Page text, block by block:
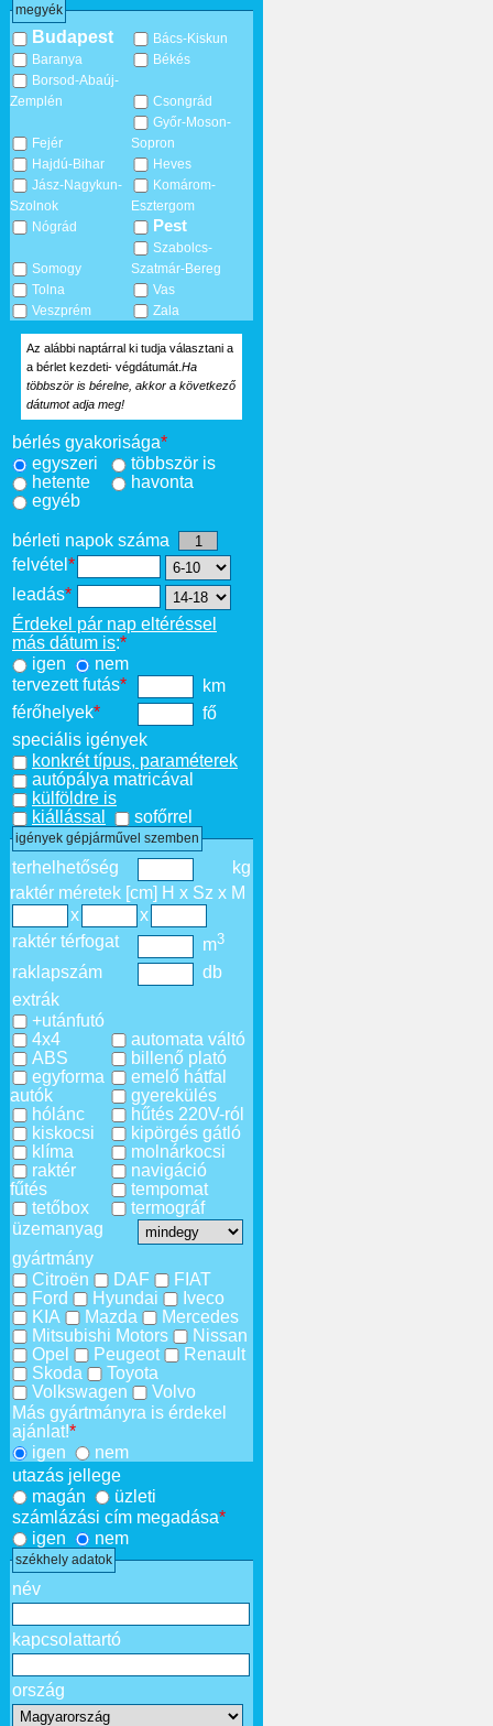
megyék
Budapest
Bács-Kiskun
Baranya
Békés
Borsod-Abaúj-
Zemplén
Csongrád
Fejér
Győr-Moson-
Sopron
Hajdú-Bihar
Heves
Jász-Nagykun-
Szolnok
Komárom-
Esztergom
Nógrád
Pest
Somogy
Szabolcs-
Szatmár-Bereg
Tolna
Vas
Veszprém
Zala
Az alábbi naptárral ki tudja választani a
a bérlet kezdeti- végdátumát. Ha
többször is bérelne, akkor a következő
dátumot adja meg!
bérlés gyakorisága*
egyszeri
többször is
hetente
havonta
egyéb
bérleti napok száma
felvétel *
leadás*
Érdekel pár nap eltéréssel
más dátum is:*
igen
nem
tervezett futás*
km
férőhelyek*
fő
speciális igények
konkrét típus, paraméterek
autópálya matricával
külföldre is
kiállással
sofőrrel
igények gépjárművel szemben
terhelhetőség
kg
raktér méretek [cm] H x Sz x M
x
x
raktér térfogat
m3
raklapszám
db
extrák
+utánfutó
4x4
ABS
egyforma
autók
hólánc
kiskocsi
klíma
raktér
fűtés
tetőbox
automata váltó
billenő plató
emelő hátfal
gyerekülés
hűtés 220V-ról
kipörgés gátló
molnárkocsi
navigáció
tempomat
termográf
üzemanyag
gyártmány
Citroën
DAF
FIAT
Ford
Hyundai
Iveco
KIA
Mazda
Mercedes
Mitsubishi Motors
Nissan
Opel
Peugeot
Renault
Skoda
Toyota
Volkswagen
Volvo
Más gyártmányra is érdekel
ajánlat!*
igen
nem
utazás jellege
magán
üzleti
számlázási cím megadása*
igen
nem
székhely adatok
név
kapcsolattartó
ország